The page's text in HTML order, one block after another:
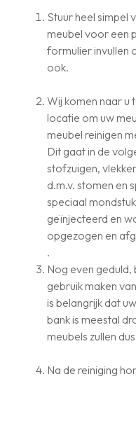
Stuur heel simpel
meubel voor een
formulier invullen
ook.
Wij komen naar u
locatie om uw
meubel reinigen
Dit gaat in de
stofzuigen,
d.m.v. stomen en
speciaal
geïnjecteerd en
opgezogen en
.
Nog even geduld,
gebruik maken
is belangrijk dat
bank is meestal
meubels zullen
Na de reiniging